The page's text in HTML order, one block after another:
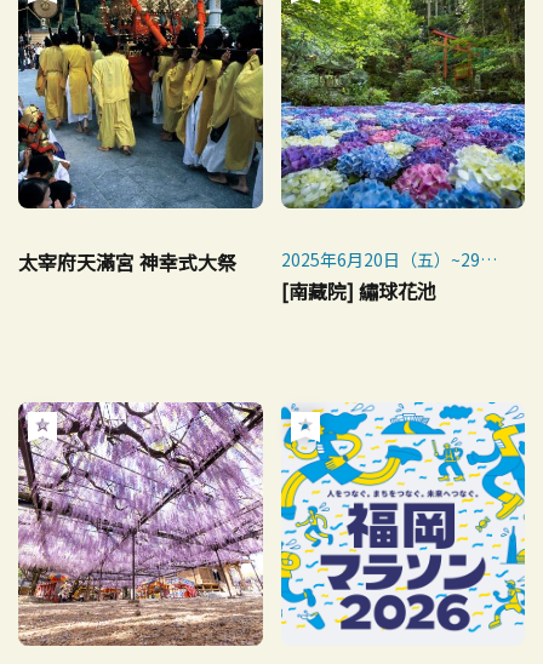
太宰府天滿宮 神幸式大祭
2025年6月20日（五）~29日
（日）
※夜間照明時間爲2025年6月
[南藏院] 繡球花池